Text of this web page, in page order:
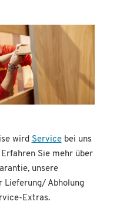
wird Servicebei uns
Sie mehr über
unsere
Lieferung/ Abholung
Extras.